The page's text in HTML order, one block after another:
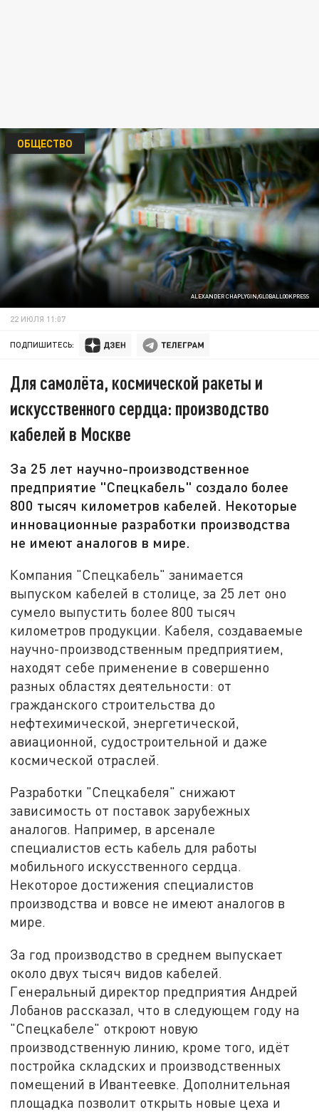
ALEXANDER CHAPLYGIN/GLOBALLOOKPRESS
ОБЩЕСТВО
22 ИЮЛЯ 11:07
ПОДПИШИТЕСЬ:
Для самолёта, космической ракеты и
искусственного сердца: производство
кабелей в Москве
За 25 лет научно-производственное
предприятие "Спецкабель" создало более
800 тысяч километров кабелей. Некоторые
инновационные разработки производства
не имеют аналогов в мире.
Компания "Спецкабель" занимается
выпуском кабелей в столице, за 25 лет оно
сумело выпустить более 800 тысяч
километров продукции. Кабеля, создаваемые
научно-производственным предприятием,
находят себе применение в совершенно
разных областях деятельности: от
гражданского строительства до
нефтехимической, энергетической,
авиационной, судостроительной и даже
космической отраслей.
Разработки "Спецкабеля" снижают
зависимость от поставок зарубежных
аналогов. Например, в арсенале
специалистов есть кабель для работы
мобильного искусственного сердца.
Некоторое достижения специалистов
производства и вовсе не имеют аналогов в
мире.
За год производство в среднем выпускает
около двух тысяч видов кабелей.
Генеральный директор предприятия Андрей
Лобанов рассказал, что в следующем году на
"Спецкабеле" откроют новую
производственную линию, кроме того, идёт
постройка складских и производственных
помещений в Ивантеевке. Дополнительная
площадка позволит открыть новые цеха и